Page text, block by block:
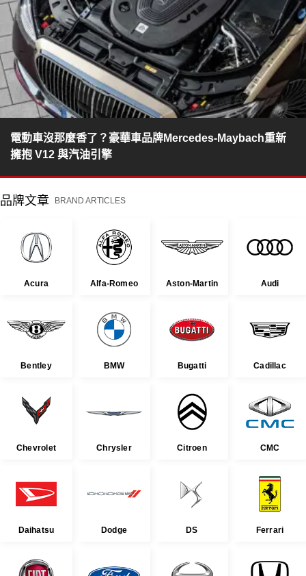
電動車沒那麼香了？豪華車品牌Mercedes-Maybach重新
擁抱 V12 與汽油引擎
品牌文章 BRAND ARTICLES
Acura Alfa-Romeo Aston-Martin Audi
Bentley BMW Bugatti Cadillac
Chevrolet Chrysler Citroen CMC
Daihatsu Dodge DS Ferrari